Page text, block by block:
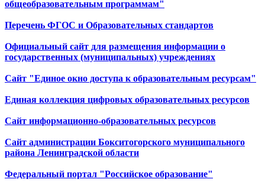
общеобразовательным программам"
Перечень ФГОС и Образовательных стандартов
Официальный сайт для размещения информации о
государственных (муниципальных) учреждениях
Сайт "Единое окно доступа к образовательным ресурсам"
Единая коллекция цифровых образовательных ресурсов
Сайт информационно-образовательных ресурсов
Сайт администрации Бокситогорского муниципального
района Ленинградской области
Федеральный портал "Российское образование"